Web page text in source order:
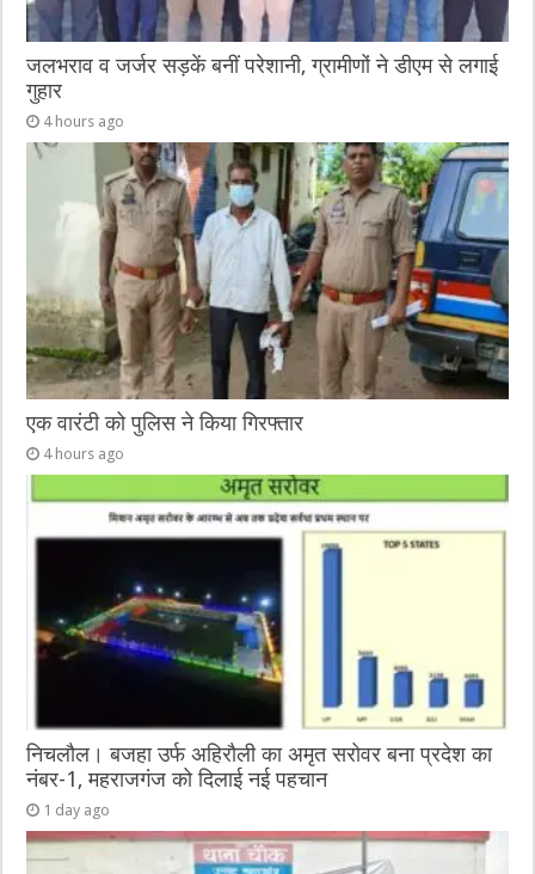
जलभराव व जर्जर सड़कें बनीं परेशानी, ग्रामीणों ने डीएम से लगाई
गुहार
4 hours ago
एक वारंटी को पुलिस ने किया गिरफ्तार
4 hours ago
निचलौल। बजहा उर्फ अहिरौली का अमृत सरोवर बना प्रदेश का
नंबर-1, महराजगंज को दिलाई नई पहचान
1 day ago